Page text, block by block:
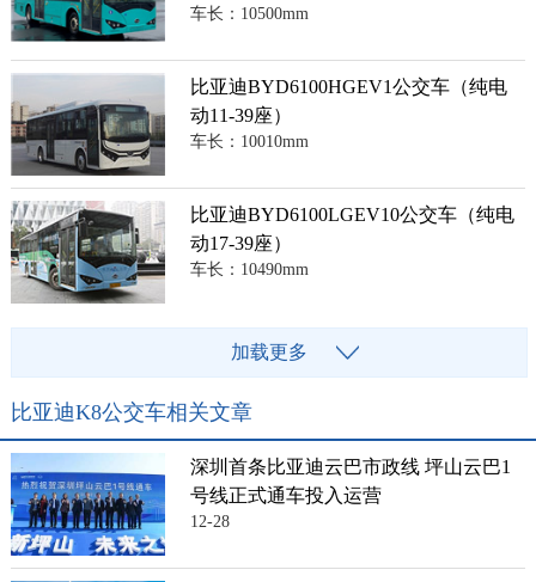
车长：10500mm
比亚迪BYD6100HGEV1公交车（纯电
动11-39座）
车长：10010mm
比亚迪BYD6100LGEV10公交车（纯电
动17-39座）
车长：10490mm
加载更多
比亚迪K8公交车相关文章
深圳首条比亚迪云巴市政线 坪山云巴1
号线正式通车投入运营
12-28